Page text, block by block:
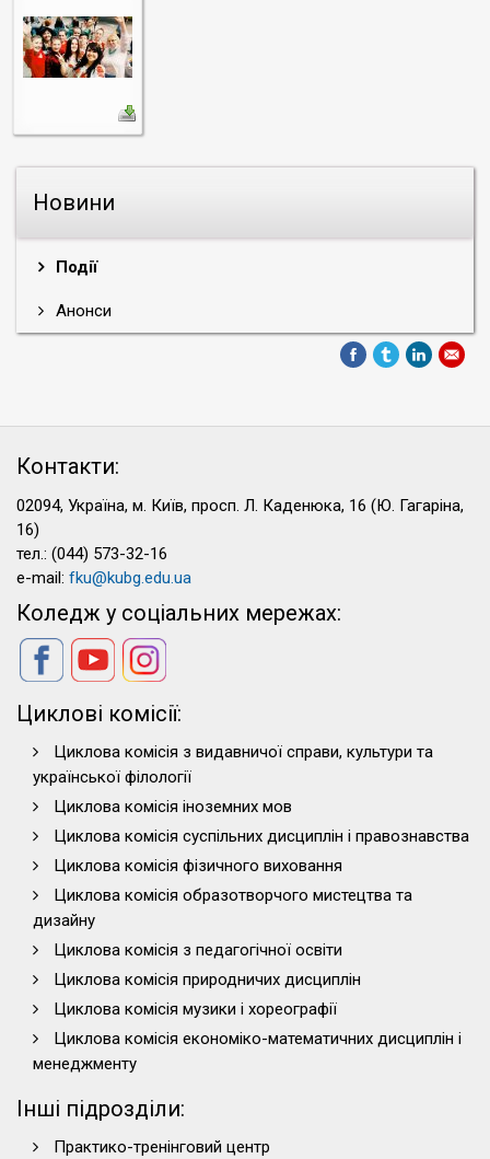
Новини
Події
Анонси
Контакти:
02094, Україна, м. Київ, просп. Л. Каденюка, 16 (Ю. Гагаріна,
16)
тел.: (044) 573-32-16
e-mail: fku@kubg.edu.ua
Коледж у соціальних мережах:
Циклові комісії:
Циклова комісія з видавничої справи, культури та
української філології
Циклова комісія іноземних мов
Циклова комісія суспільних дисциплін і правознавства
Циклова комісія фізичного виховання
Циклова комісія образотворчого мистецтва та
дизайну
Циклова комісія з педагогічної освіти
Циклова комісія природничих дисциплін
Циклова комісія музики і хореографії
Циклова комісія економіко-математичних дисциплін і
менеджменту
Інші підрозділи:
Практико-тренінговий центр